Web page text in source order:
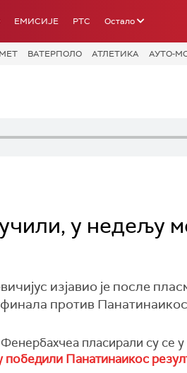
ЕМИСИЈЕ РТС Остало
ВАТЕРПОЛО АТЛЕТИКА АУТО-
у недељу
изјавио је после
против
пласирали су се
победили Панатинаикос